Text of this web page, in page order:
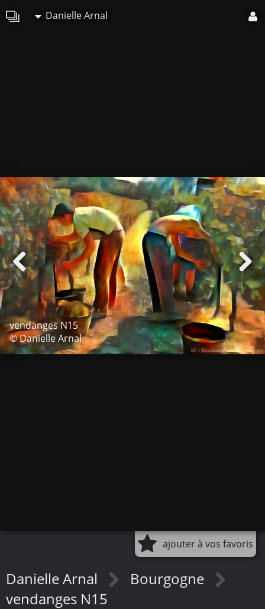
Danielle Arnal
vendanges N15
© Danielle Arnal
ajouter à vos favoris
Danielle Arnal
Bourgogne
vendanges N15